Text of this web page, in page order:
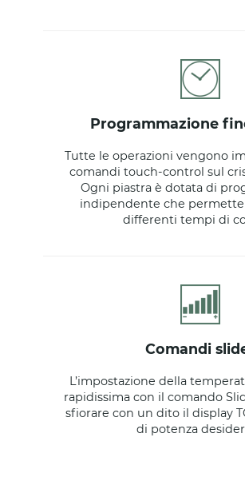
programmazione
Tutte le operazioni vengono
comandi touch-control sul
Ogni piastra è dotata di
indipendente che
differenti tempi di
comandi
L’impostazione della
rapidissima con il comando
sfiorare con un dito il display
di potenza